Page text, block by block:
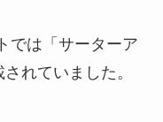
では「サーターア
れていました。